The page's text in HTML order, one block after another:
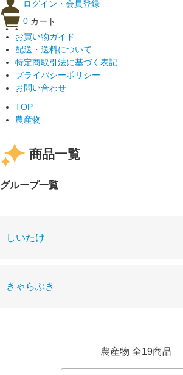
ログイン・会員登録
0 カート
お買い物ガイド
配送・送料について
特定商取引法に基づく表記
プライバシーポリシー
お問い合わせ
TOP
農産物
商品一覧
グループ一覧
しいたけ
きゃらぶき
農産物 全19商品